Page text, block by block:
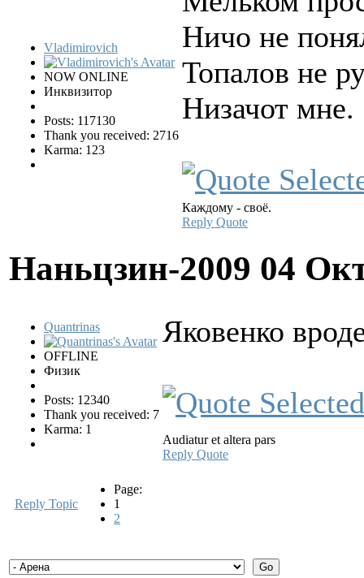
Vladimirovich
NOW ONLINE
Инквизитор
Posts: 117130
Thank you received: 2716
Karma: 123
Ничо не
Топалов не
Низачот мне.
Каждому - своё.
Reply Quote
Наньцзин-2009 04
Quantrinas
OFFLINE
Физик
Posts: 12340
Thank you received: 7
Karma: 1
Яковенко
Audiatur et altera pars
Reply Quote
Reply Topic
Page:
1
2